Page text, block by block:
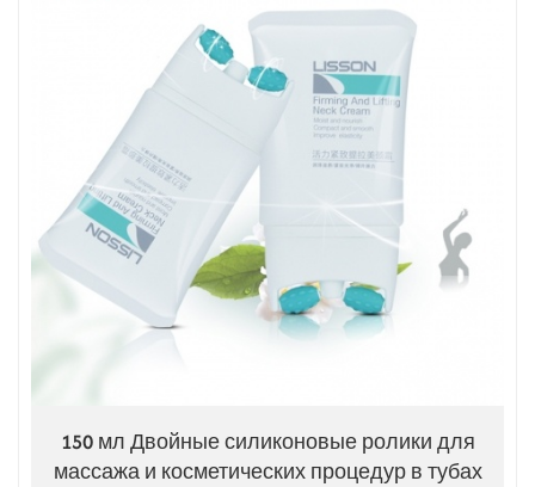
150 мл Двойные силиконовые ролики для
массажа и косметических процедур в тубах